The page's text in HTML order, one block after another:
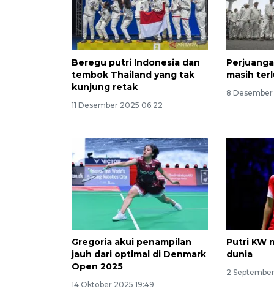
Beregu putri Indonesia dan
tembok Thailand yang tak
kunjung retak
11 Desember 2025 06:22
masih
8
Gregoria akui penampilan
jauh dari optimal di Denmark
Open 2025
14 Oktober 2025 19:49
Putri KW
dunia
2